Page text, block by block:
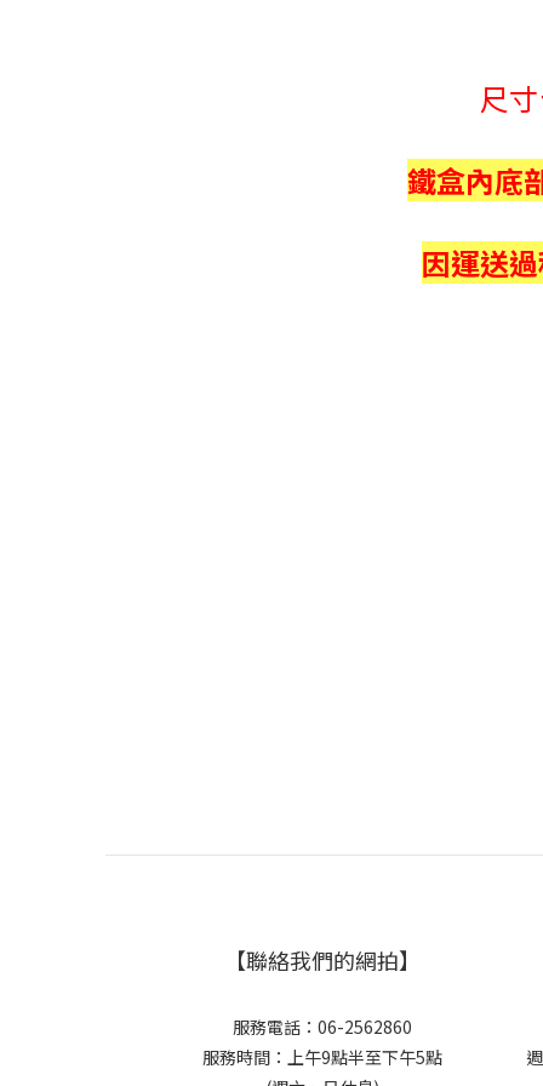
尺
鐵盒內底
因運送
【聯絡我們的網拍】
服務電話：06-2562860
服務時間：上午9點半至下午5點